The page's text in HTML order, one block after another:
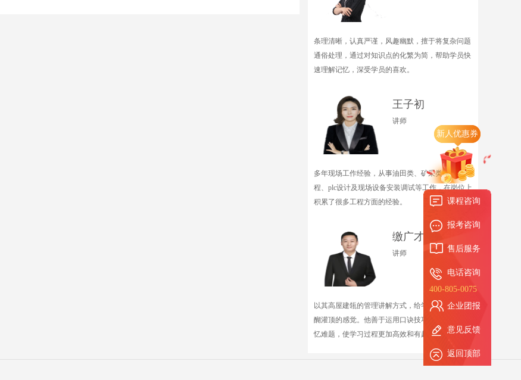
新人优惠券
课程咨询
报考咨询
售后服务
电话咨询
400-805-0075
企业团报
意见反馈
返回顶部
条理清晰，认真严谨，风趣幽默，擅于将复杂问题
通俗处理，通过对知识点的化繁为简，帮助学员快
速理解记忆，深受学员的喜欢。
王子初
讲师
多年现场工作经验，从事油田类、矿采类智能化工
程、plc设计及现场设备安装调试等工作，在岗位上
积累了很多工程方面的经验。
缴广才
讲师
以其高屋建瓴的管理讲解方式，给学生们带来了醍
醐灌顶的感觉。他善于运用口诀技巧来巧妙解决记
忆难题，使学习过程更加高效和有趣‌。